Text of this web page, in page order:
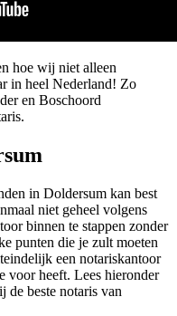
hoe wij niet alleen
in heel Nederland! Zo
en Boschoord
in Doldersum kan best
niet geheel volgens
binnen te stappen zonder
punten die je zult moeten
een notariskantoor
voor heeft. Lees hieronder
de beste notaris van